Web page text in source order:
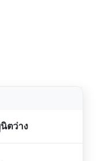
ตว่าง